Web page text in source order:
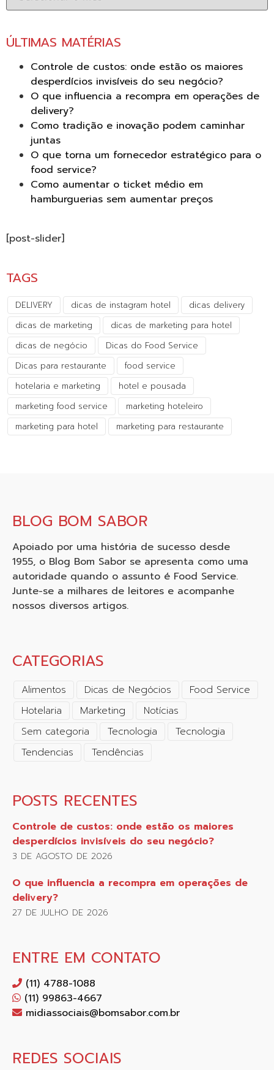
ÚLTIMAS MATÉRIAS
Controle de custos: onde estão os maiores
desperdícios invisíveis do seu negócio?
O que influencia a recompra em operações de
delivery?
Como tradição e inovação podem caminhar
juntas
O que torna um fornecedor estratégico para o
food service?
Como aumentar o ticket médio em
hamburguerias sem aumentar preços
[post-slider]
TAGS
DELIVERY dicas de instagram hotel
dicas delivery
dicas de marketing
dicas de marketing para hotel
dicas de negócio
Dicas do Food Service
Dicas para restaurante
food service
hotelaria e marketing
hotel e pousada
marketing food service
marketing hoteleiro
marketing para hotel
marketing para restaurante
BLOG BOM SABOR
Apoiado por uma história de sucesso desde
1955, o Blog Bom Sabor se apresenta como uma
autoridade quando o assunto é Food Service.
Junte-se a milhares de leitores e acompanhe
nossos diversos artigos.
CATEGORIAS
Alimentos Dicas de Negócios
Food Service
Hotelaria
Marketing
Notícias
Sem categoria
Tecnologia
Tecnologia
Tendencias
Tendências
POSTS RECENTES
Controle de custos: onde estão os maiores
desperdícios invisíveis do seu negócio?
3 DE AGOSTO DE 2026
O que influencia a recompra em operações de
delivery?
27 DE JULHO DE 2026
ENTRE EM CONTATO
(11) 4788-1088
(11) 99863-4667
midiassociais@bomsabor.com.br
REDES SOCIAIS